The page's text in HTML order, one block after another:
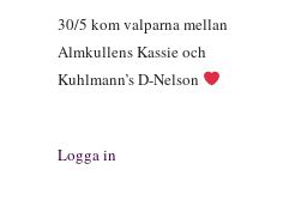
30/5 kom valparna mellan
Almkullens Kassie och
Kuhlmann’s D-Nelson
Logga in